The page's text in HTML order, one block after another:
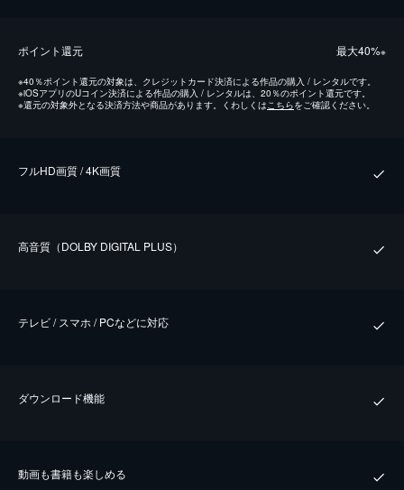
ポイント還元 最⼤40%※
※40％ポイント還元の対象は、クレジットカード決済による作品の購入 / レンタルです。
※iOSアプリのUコイン決済による作品の購入 / レンタルは、20％のポイント還元です。
※還元の対象外となる決済方法や商品があります。くわしくはこちらをご確認ください。
フルHD画質 / 4K画質
⾼⾳質（DOLBY DIGITAL PLUS）
テレビ / スマホ / PCなどに対応
ダウンロード機能
動画も書籍も楽しめる